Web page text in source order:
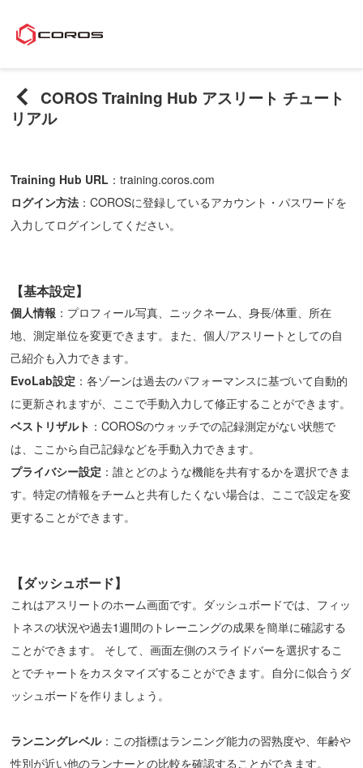
COROS Training Hub アスリート チュート
リアル
Training Hub URL ： training.coros.com
ログイン方法：COROSに登録しているアカウント・パスワードを
入力してログインしてください。
【基本設定】
個人情報 ：プロフィール写真、ニックネーム、身長/体重、所在
地、測定単位を変更できます。また、個人/アスリートとしての自
己紹介も入力できます。
EvoLab設定 ：各ゾーンは過去のパフォーマンスに基づいて自動的
に更新されますが、ここで手動入力して修正することができます。
ベストリザルト ：COROSのウォッチでの記録測定がない状態で
は、ここから自己記録などを手動入力できます。
プライバシー設定 ：誰とどのような機能を共有するかを選択できま
す。特定の情報をチームと共有したくない場合は、ここで設定を変
更することができます。
【ダッシュボード】
これはアスリートのホーム画面です。ダッシュボードでは、フィッ
トネスの状況や過去1週間のトレーニングの成果を簡単に確認する
ことができます。 そして、画面左側のスライドバーを選択するこ
とでチャートをカスタマイズすることができます。自分に似合うダ
ッシュボードを作りましょう。
ランニングレベル：この指標はランニング能力の習熟度や、年齢や
性別が近い他のランナーとの比較を確認することができます。